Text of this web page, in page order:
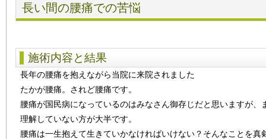
長い間の腰痛での苦悩
施術内容と結果
長年の腰痛を抱えながら当院に来院されました
たかが腰痛。されど腰痛です。
腰痛が国民病になっているのはみなさん御存じだと思いますが、
理解していない方が大半です。
腰痛は一生抱えて生きていかなければいけない？そんなことを